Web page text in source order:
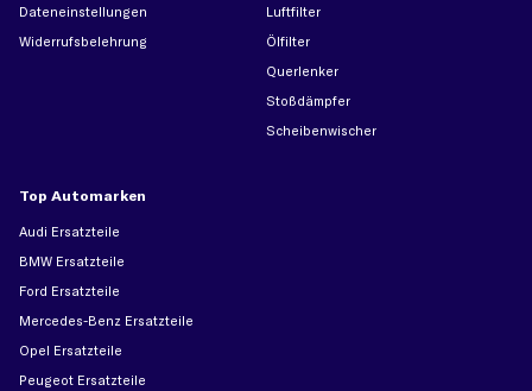
Dateneinstellungen
Widerrufsbelehrung
Luftfilter
Ölfilter
Querlenker
Stoßdämpfer
Scheibenwischer
Top Automarken
Audi Ersatzteile
BMW Ersatzteile
Ford Ersatzteile
Mercedes-Benz Ersatzteile
Opel Ersatzteile
Peugeot Ersatzteile